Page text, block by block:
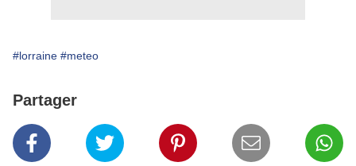
#lorraine #meteo
Partager